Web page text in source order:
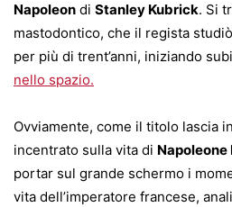
Napoleon di Stanley Kubrick. Si
mastodontico, che il regista
per più di trent’anni, iniziando
nello spazio.
Ovviamente, come il titolo lascia
incentrato sulla vita di
portar sul grande schermo i
vita dell’imperatore francese,